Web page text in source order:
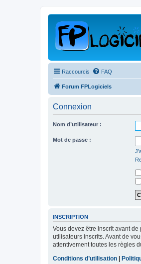
Raccourcis FAQ
Forum FPLogiciels
Connexion
Nom d’utilisateur :
Mot de passe :
INSCRIPTION
Vous devez être inscrit avant
utilisateurs inscrits. Avant de
attentivement toutes les règles
Conditions d’utilisation |